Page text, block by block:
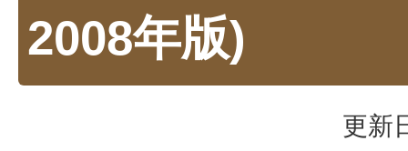
2008年版)
更新